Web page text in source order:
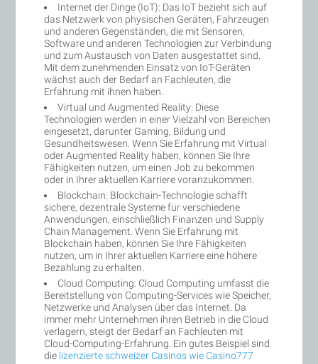
Internet der Dinge (IoT): Das IoT bezieht sich auf
das Netzwerk von physischen Geräten, Fahrzeugen
und anderen Gegenständen, die mit Sensoren,
Software und anderen Technologien zur Verbindung
und zum Austausch von Daten ausgestattet sind.
Mit dem zunehmenden Einsatz von IoT-Geräten
wächst auch der Bedarf an Fachleuten, die
Erfahrung mit ihnen haben.
Virtual und Augmented Reality: Diese
Technologien werden in einer Vielzahl von Bereichen
eingesetzt, darunter Gaming, Bildung und
Gesundheitswesen. Wenn Sie Erfahrung mit Virtual
oder Augmented Reality haben, können Sie Ihre
Fähigkeiten nutzen, um einen Job zu bekommen
oder in Ihrer aktuellen Karriere voranzukommen.
Blockchain: Blockchain-Technologie schafft
sichere, dezentrale Systeme für verschiedene
Anwendungen, einschließlich Finanzen und Supply
Chain Management. Wenn Sie Erfahrung mit
Blockchain haben, können Sie Ihre Fähigkeiten
nutzen, um in Ihrer aktuellen Karriere eine höhere
Bezahlung zu erhalten.
Cloud Computing: Cloud Computing umfasst die
Bereitstellung von Computing-Services wie Speicher,
Netzwerke und Analysen über das Internet. Da
immer mehr Unternehmen ihren Betrieb in die Cloud
verlagern, steigt der Bedarf an Fachleuten mit
Cloud-Computing-Erfahrung. Ein gutes Beispiel sind
die lizenzierte schweizer Casinos wie Casino777